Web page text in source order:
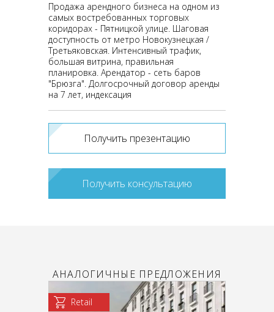
Продажа арендного бизнеса на одном из
самых востребованных торговых
коридорах - Пятницкой улице. Шаговая
доступность от метро Новокузнецкая /
Третьяковская. Интенсивный трафик,
большая витрина, правильная
планировка. Арендатор - сеть баров
"Брюзга". Долгосрочный договор аренды
на 7 лет, индексация
Получить презентацию
Получить консультацию
АНАЛОГИЧНЫЕ ПРЕДЛОЖЕНИЯ
Retail